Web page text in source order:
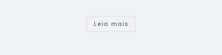
Leia mais